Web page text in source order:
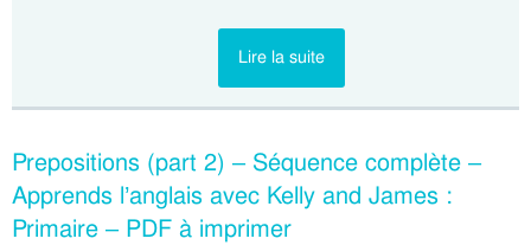
Lire la suite
Prepositions (part 2) – Séquence complète –
Apprends l’anglais avec Kelly and James :
Primaire – PDF à imprimer